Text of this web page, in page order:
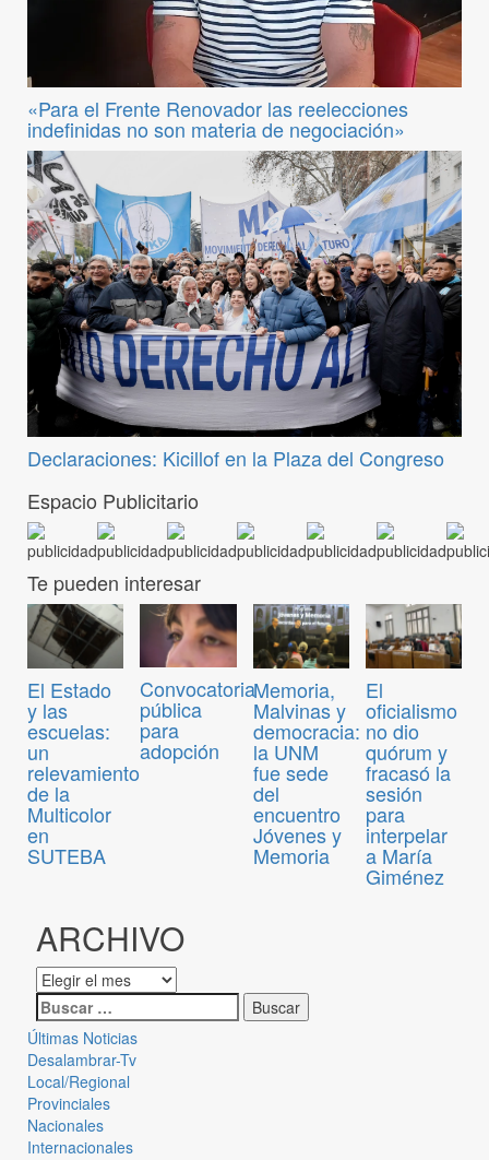
«Para el Frente Renovador las reelecciones
indefinidas no son materia de negociación»
Declaraciones: Kicillof en la Plaza del Congreso
Espacio Publicitario
Te pueden interesar
El Estado
y las
escuelas:
un
relevamiento
de la
Multicolor
en
SUTEBA
Convocatoria
pública
para
adopción
Memoria,
Malvinas y
democracia:
la UNM
fue sede
del
encuentro
Jóvenes y
Memoria
El
oficialismo
no dio
quórum y
fracasó la
sesión
para
interpelar
a María
Giménez
ARCHIVO
Últimas Noticias
Desalambrar-Tv
Local/Regional
Provinciales
Nacionales
Internacionales